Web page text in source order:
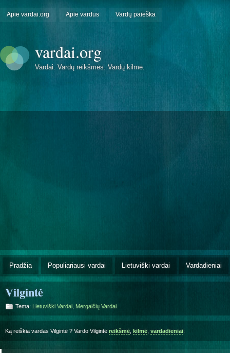
Apie vardai.org Apie vardus Vardų paieška
vardai.org
Vardai. Vardų reikšmės. Vardų kilmė.
Pradžia Populiariausi vardai Lietuviški vardai Vardadieniai
Vilgintė
Tema: Lietuviški Vardai Mergaičių Vardai
Ką reiškia vardas Vilgintė ? Vardo Vilgintė reikšmė kilmė vardadieniai: